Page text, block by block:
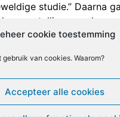
cookie toestemming
van cookies. Waarom?
Accepteer alle cookies
studie.” Daarna
voorstelling van de
van de data van de
met betrekking tot
dat het publiek